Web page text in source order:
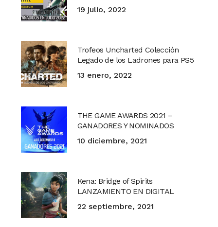
19 julio, 2022
Trofeos Uncharted Colección
Legado de los Ladrones para PS5
13 enero, 2022
THE GAME AWARDS 2021 –
GANADORES Y NOMINADOS
10 diciembre, 2021
Kena: Bridge of Spirits
LANZAMIENTO EN DIGITAL
22 septiembre, 2021